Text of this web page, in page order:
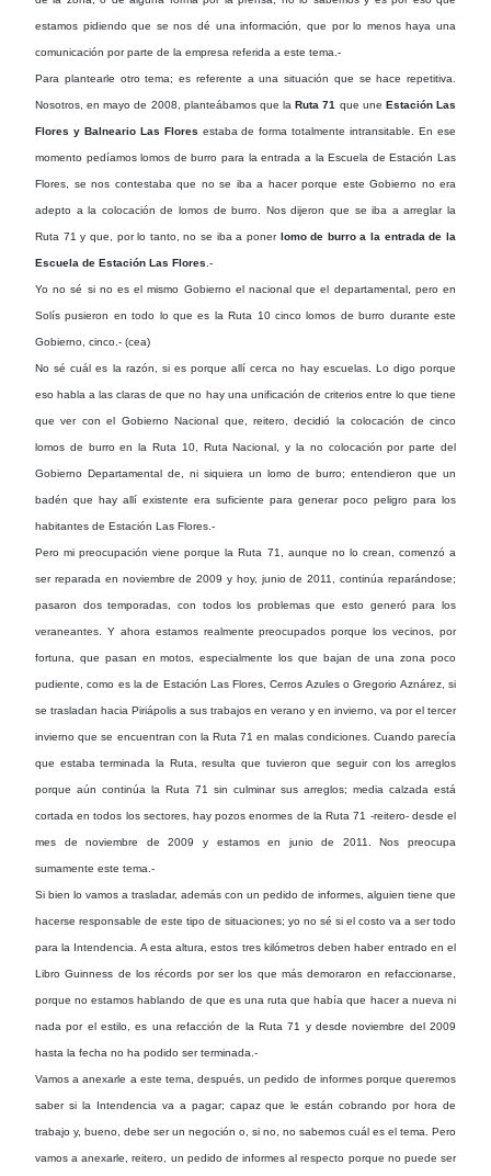
estamos pidiendo que se nos dé una información, que por lo menos haya una
comunicación por parte de la empresa referida a este tema.-
Para plantearle otro tema; es referente a una situación que se hace repetitiva.
Nosotros, en mayo de 2008, planteábamos que laRuta 71 que une Estación Las
Flores y Balneario Las Flores estaba de forma totalmente intransitable. En ese
momento pedíamos lomos de burro para la entrada a la Escuela de Estación Las
Flores, se nos contestaba que no se iba a hacer porque este Gobierno no era
adepto a la colocación de lomos de burro. Nos dijeron que se iba a arreglar la
Ruta 71 y que, por lo tanto, no se iba a poner lomo de burro a la entrada de la
Escuela de Estación Las Flores .-
Yo no sé si no es el mismo Gobierno el nacional que el departamental, pero en
Solís pusieron en todo lo que es la Ruta 10 cinco lomos de burro durante este
Gobierno, cinco.- (cea)
No sé cuál es la razón, si es porque allí cerca no hay escuelas. Lo digo porque
eso habla a las claras de que no hay una unificación de criterios entre lo que tiene
que ver con el Gobierno Nacional que, reitero, decidió la colocación de cinco
lomos de burro en la Ruta 10, Ruta Nacional, y la no colocación por parte del
Gobierno Departamental de, ni siquiera un lomo de burro; entendieron que un
badén que hay allí existente era suficiente para generar poco peligro para los
habitantes de Estación Las Flores.-
Pero mi preocupación viene porque la Ruta 71, aunque no lo crean, comenzó a
ser reparada en noviembre de 2009 y hoy, junio de 2011, continúa reparándose;
pasaron dos temporadas, con todos los problemas que esto generó para los
veraneantes. Y ahora estamos realmente preocupados porque los vecinos, por
fortuna, que pasan en motos, especialmente los que bajan de una zona poco
pudiente, como es la de Estación Las Flores, Cerros Azules o Gregorio Aznárez, si
se trasladan hacia Piriápolis a sus trabajos en verano y en invierno, va por el tercer
invierno que se encuentran con la Ruta 71 en malas condiciones. Cuando parecía
que estaba terminada la Ruta, resulta que tuvieron que seguir con los arreglos
porque aún continúa la Ruta 71 sin culminar sus arreglos; media calzada está
cortada en todos los sectores, hay pozos enormes de la Ruta 71 -reitero- desde el
mes de noviembre de 2009 y estamos en junio de 2011. Nos preocupa
sumamente este tema.-
Si bien lo vamos a trasladar, además con un pedido de informes, alguien tiene que
hacerse responsable de este tipo de situaciones; yo no sé si el costo va a ser todo
para la Intendencia. A esta altura, estos tres kilómetros deben haber entrado en el
Libro Guinness de los récords por ser los que más demoraron en refaccionarse,
porque no estamos hablando de que es una ruta que había que hacer a nueva ni
nada por el estilo, es una refacción de la Ruta 71 y desde noviembre del 2009
hasta la fecha no ha podido ser terminada.-
Vamos a anexarle a este tema, después, un pedido de informes porque queremos
saber si la Intendencia va a pagar; capaz que le están cobrando por hora de
trabajo y, bueno, debe ser un negoción o, si no, no sabemos cuál es el tema. Pero
vamos a anexarle, reitero, un pedido de informes al respecto porque no puede ser